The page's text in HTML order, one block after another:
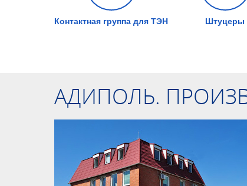
Контактная группа для ТЭН Штуцеры
АДИПОЛЬ.